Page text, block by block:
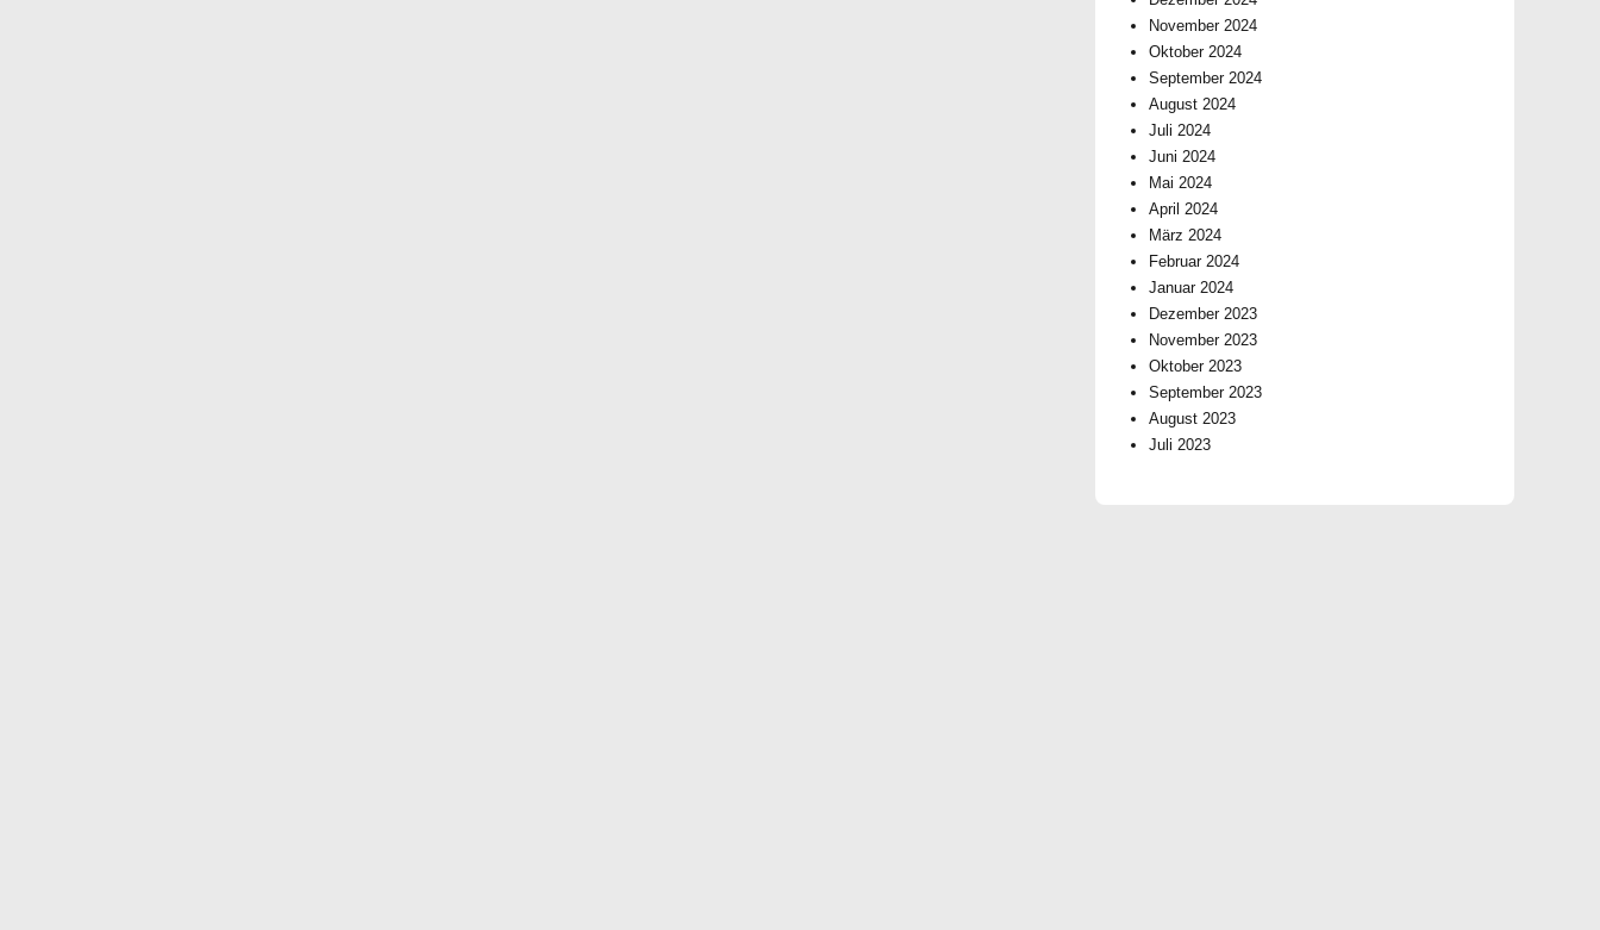
November 2024
Oktober 2024
September 2024
August 2024
Juli 2024
Juni 2024
Mai 2024
April 2024
März 2024
Februar 2024
Januar 2024
Dezember 2023
November 2023
Oktober 2023
September 2023
August 2023
Juli 2023